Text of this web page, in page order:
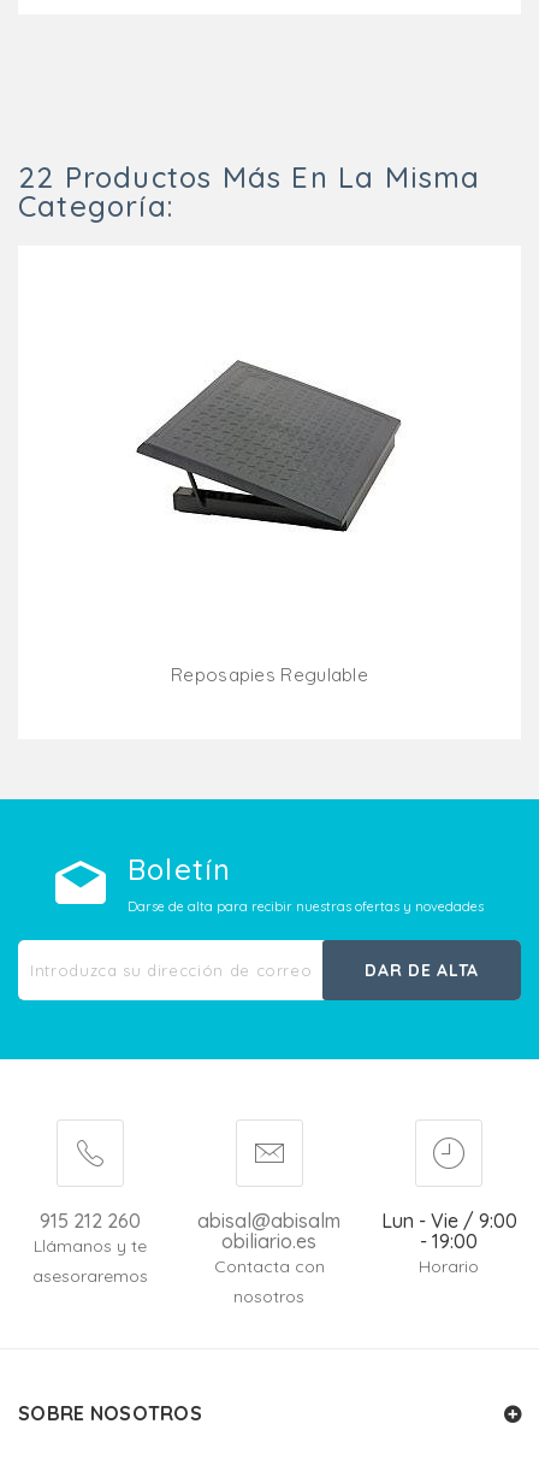
22 Productos Más En La Misma
Categoría:
Reposapies Regulable
Boletín
Darse de alta para recibir nuestras ofertas y novedades
DAR DE ALTA
915 212 260
Llámanos y te
asesoraremos
abisal@abisalm
obiliario.es
Contacta con
nosotros
Lun - Vie / 9:00
- 19:00
Horario
SOBRE NOSOTROS